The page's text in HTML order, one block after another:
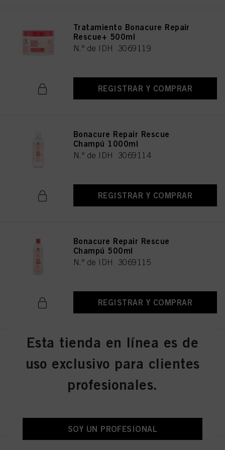
Tratamiento Bonacure Repair
Rescue+ 500ml
N.º de IDH 3069119
REGISTRAR Y COMPRAR
Bonacure Repair Rescue
Champú 1000ml
N.º de IDH 3069114
REGISTRAR Y COMPRAR
Bonacure Repair Rescue
Champú 500ml
N.º de IDH 3069115
REGISTRAR Y COMPRAR
Spray Acondicionador Bonacure
Repair Rescue+ 200ml
N.º de IDH 3069123
Esta tienda en línea es de
uso exclusivo para clientes
profesionales.
SOY UN PROFESIONAL
utilizarán las cookies que sean técnicamente necesarias para proporcionarle